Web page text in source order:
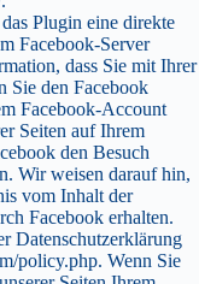
Plugin eine direkte
Facebook-Server
dass Sie mit Ihrer
Sie den Facebook
Facebook-Account
Seiten auf Ihrem
den Besuch
Wir weisen darauf hin,
vom Inhalt der
Facebook erhalten.
Datenschutzerklärung
policy.php. Wenn Sie